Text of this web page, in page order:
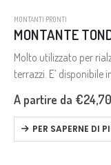
MONTANTI PRONTI
MONTANTE
Molto utilizzato per
terrazzi. E’
A partire da €24,70
PER SAPERNE DI